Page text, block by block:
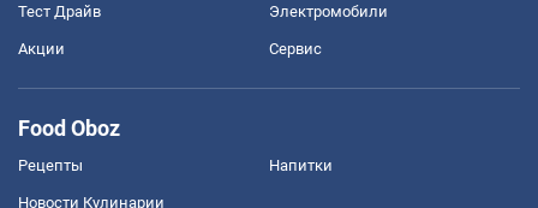
Тест Драйв Электромобили
Акции Сервис
Food Oboz
Рецепты Напитки
Новости Кулинарии